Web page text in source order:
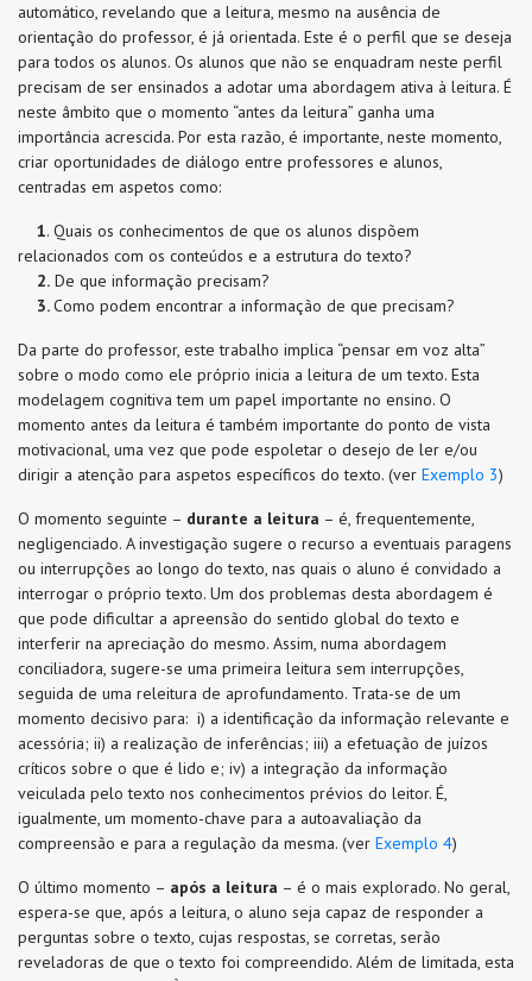
automático, revelando que a leitura, mesmo na ausência de
orientação do professor, é já orientada. Este é o perfil que se deseja
para todos os alunos. Os alunos que não se enquadram neste perfil
precisam de ser ensinados a adotar uma abordagem ativa à leitura. É
neste âmbito que o momento “antes da leitura” ganha uma
importância acrescida. Por esta razão, é importante, neste momento,
criar oportunidades de diálogo entre professores e alunos,
centradas em aspetos como:
1. Quais os conhecimentos de que os alunos dispõem
relacionados com os conteúdos e a estrutura do texto?
2. De que informação precisam?
3.Como podem encontrar a informação de que precisam?
Da parte do professor, este trabalho implica “pensar em voz alta”
sobre o modo como ele próprio inicia a leitura de um texto. Esta
modelagem cognitiva tem um papel importante no ensino. O
momento antes da leitura é também importante do ponto de vista
motivacional, uma vez que pode espoletar o desejo de ler e/ou
dirigir a atenção para aspetos específicos do texto. (ver Exemplo 3)
O momento seguinte – durante a leitura – é, frequentemente,
negligenciado. A investigação sugere o recurso a eventuais paragens
ou interrupções ao longo do texto, nas quais o aluno é convidado a
interrogar o próprio texto. Um dos problemas desta abordagem é
que pode dificultar a apreensão do sentido global do texto e
interferir na apreciação do mesmo. Assim, numa abordagem
conciliadora, sugere-se uma primeira leitura sem interrupções,
seguida de uma releitura de aprofundamento. Trata-se de um
momento decisivo para: i) a identificação da informação relevante e
acessória; ii) a realização de inferências; iii) a efetuação de juízos
críticos sobre o que é lido e; iv) a integração da informação
veiculada pelo texto nos conhecimentos prévios do leitor. É,
igualmente, um momento-chave para a autoavaliação da
compreensão e para a regulação da mesma. (ver Exemplo 4)
O último momento – após a leitura – é o mais explorado. No geral,
espera-se que, após a leitura, o aluno seja capaz de responder a
perguntas sobre o texto, cujas respostas, se corretas, serão
reveladoras de que o texto foi compreendido. Além de limitada, esta